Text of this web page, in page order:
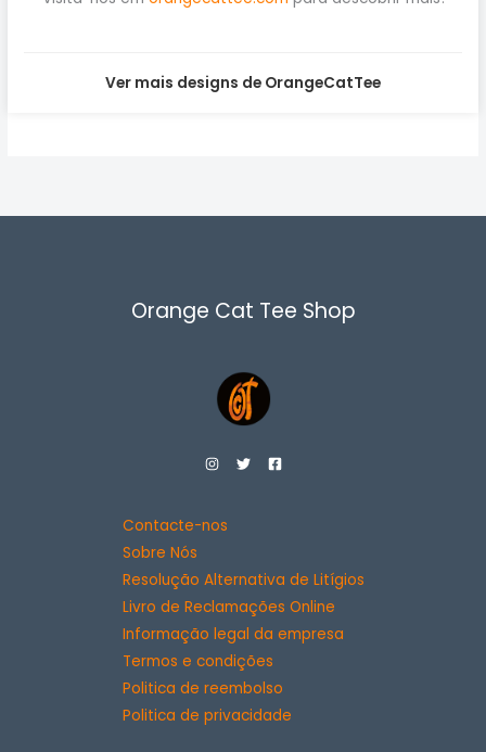
Ver mais designs de OrangeCatTee
Orange Cat Tee Shop
Contacte-nos
Sobre Nós
Resolução Alternativa de Litígios
Livro de Reclamações Online
Informação legal da empresa
Termos e condições
Politica de reembolso
Politica de privacidade